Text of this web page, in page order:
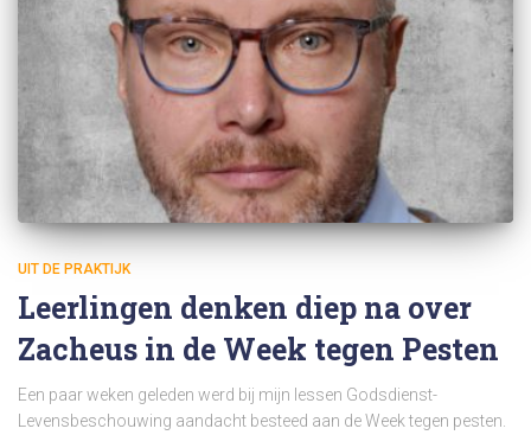
UIT DE PRAKTIJK
Leerlingen denken diep na over
Zacheus in de Week tegen Pesten
Een paar weken geleden werd bij mijn lessen Godsdienst-
Levensbeschouwing aandacht besteed aan de Week tegen pesten.